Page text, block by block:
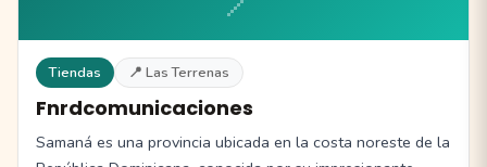
Tiendas 📍 Las Terrenas
Fnrdcomunicaciones
Samaná es una provincia ubicada en la costa noreste de la